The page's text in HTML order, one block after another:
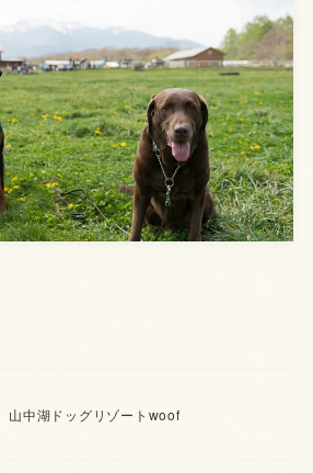
山中湖ドッグリゾートwoof